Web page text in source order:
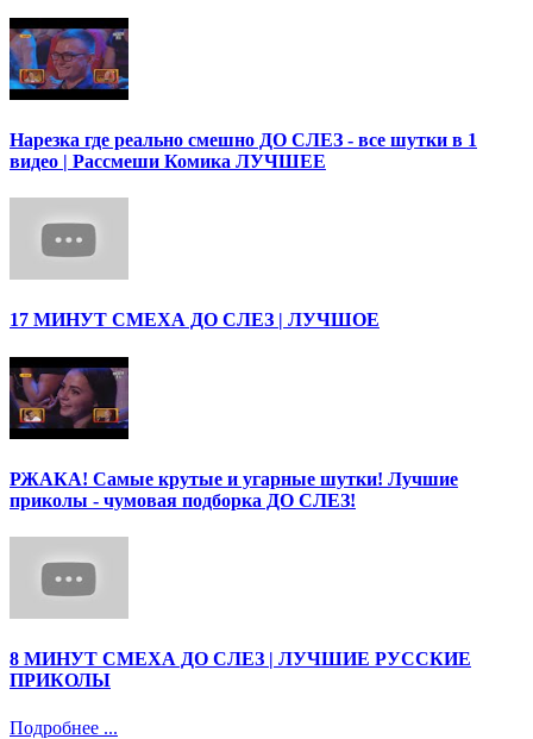
Нарезка где реально смешно ДО СЛЕЗ - все шутки в 1
видео | Рассмеши Комика ЛУЧШЕЕ
17 МИНУТ СМЕХА ДО СЛЕЗ | ЛУЧШОЕ
РЖАКА! Самые крутые и угарные шутки! Лучшие
приколы - чумовая подборка ДО СЛЕЗ!
8 МИНУТ СМЕХА ДО СЛЕЗ | ЛУЧШИЕ РУССКИЕ
ПРИКОЛЫ
Подробнее ...